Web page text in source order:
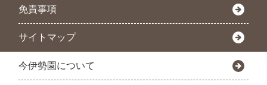
免責事項
サイトマップ
今伊勢園について